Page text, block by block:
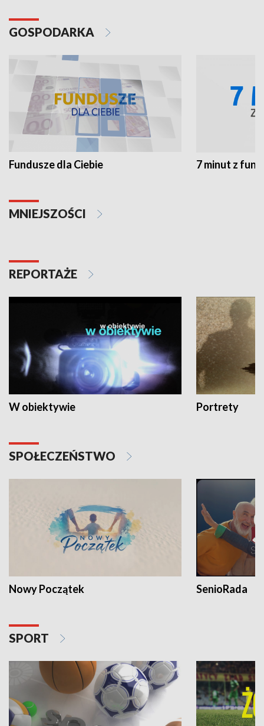
GOSPODARKA
Fundusze dla Ciebie 7 minut z
MNIEJSZOŚCI
REPORTAŻE
W obiektywie Portrety
SPOŁECZEŃSTWO
Nowy Początek SenioRada
SPORT